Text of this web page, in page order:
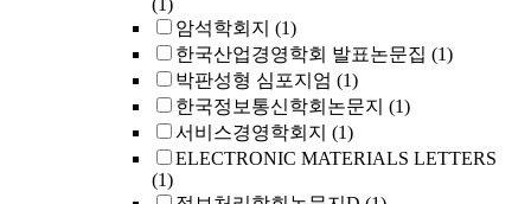
(1)
암석학회지 (1)
한국산업경영학회 발표논문집 (1)
박판성형 심포지엄 (1)
한국정보통신학회논문지 (1)
서비스경영학회지 (1)
ELECTRONIC MATERIALS LETTERS
(1)